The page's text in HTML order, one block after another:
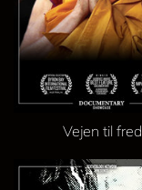
Vejen til fred